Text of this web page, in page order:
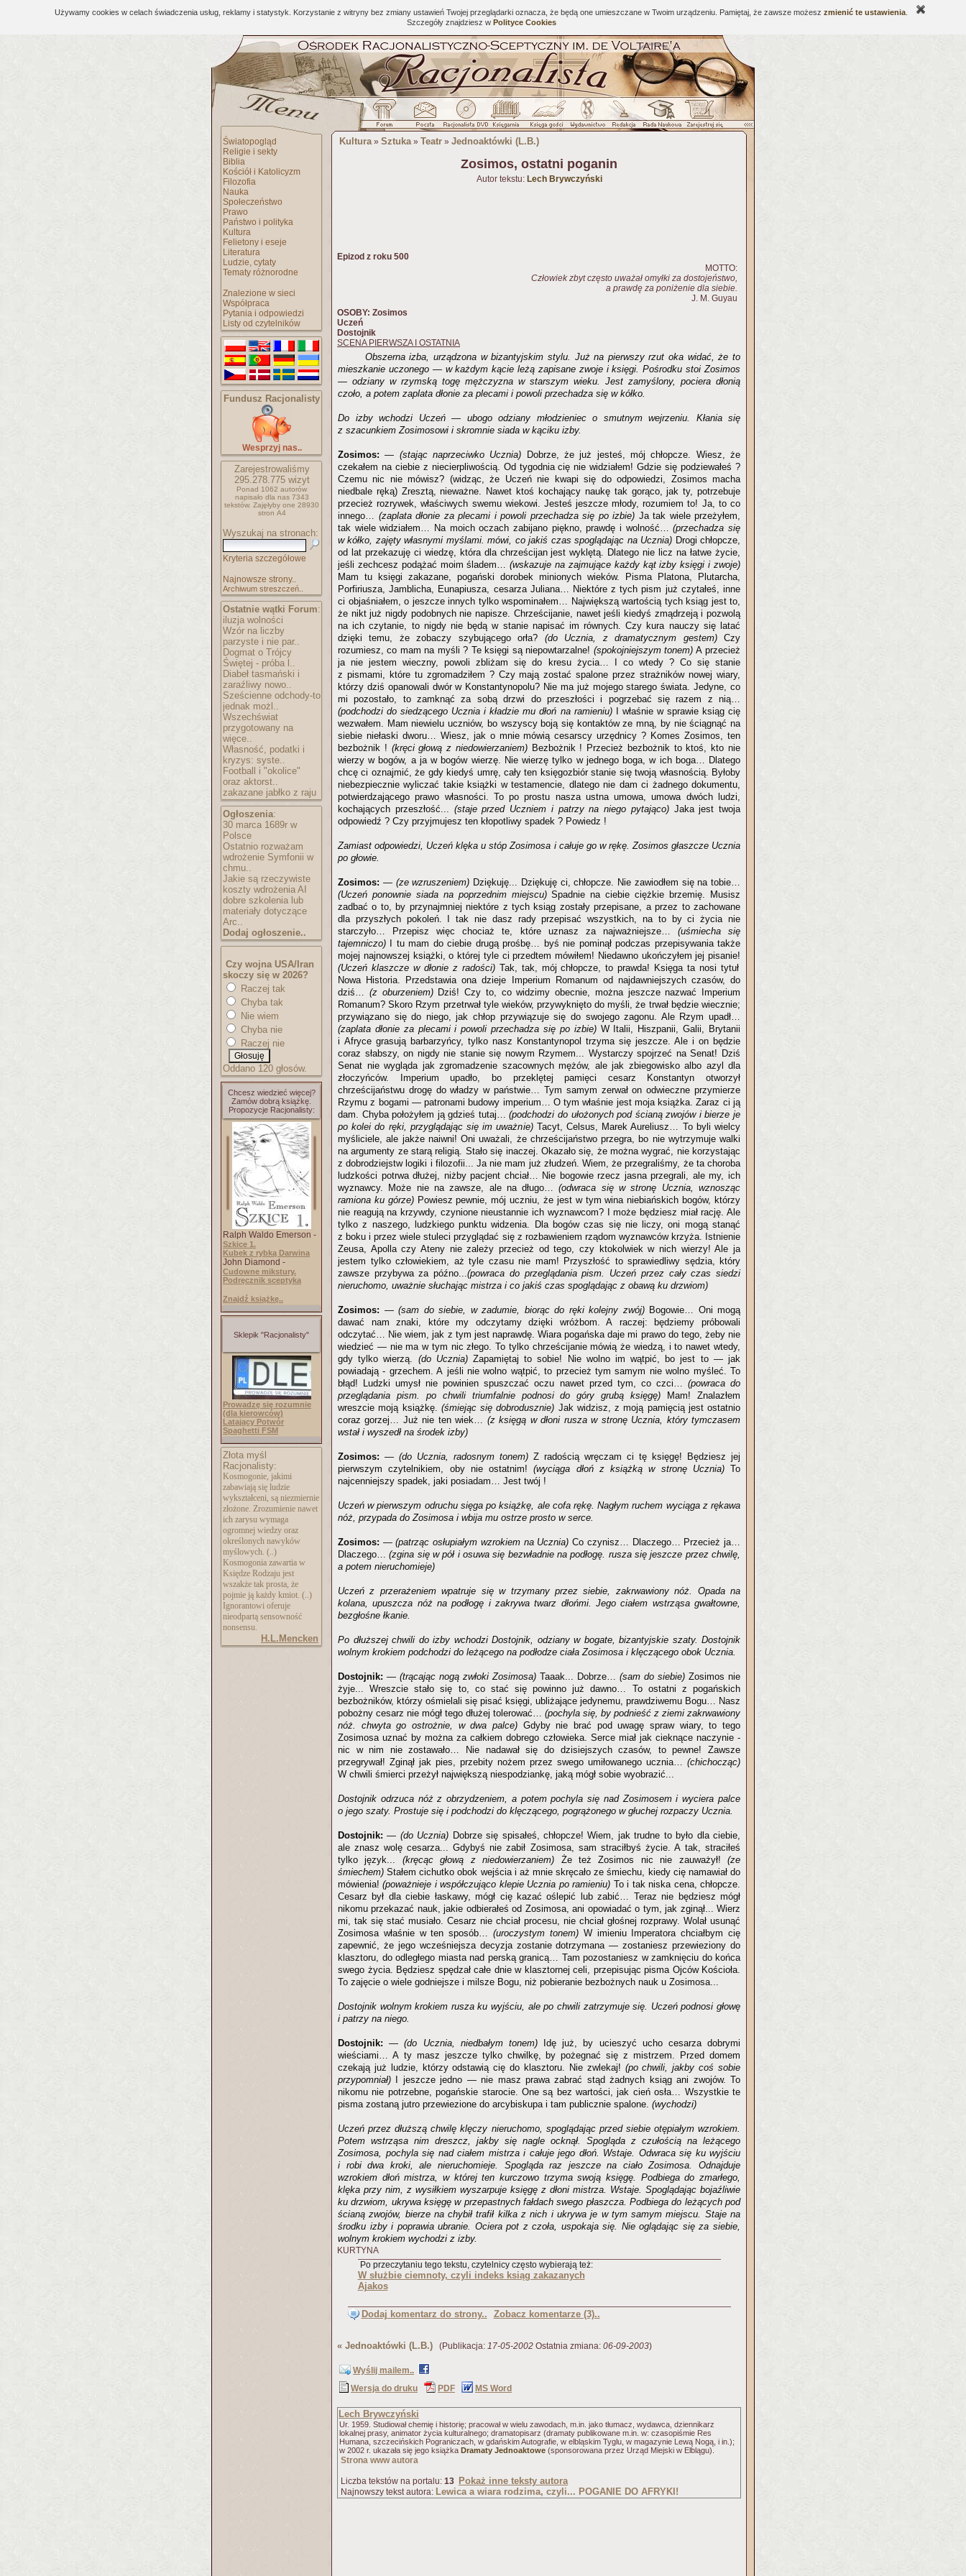
Używamy cookies w celach świadczenia usług, reklamy i statystyk. Korzystanie z witryny bez zmiany ustawień Twojej przeglądarki oznacza, że będą one umieszczane w Twoim urządzeniu. Pamiętaj, że zawsze możesz zmienić te ustawienia
Szczegóły znajdziesz w Polityce Cookies
Światopogląd
Religie i sekty
Biblia
Kościół i Katolicyzm
Filozofia
Nauka
Społeczeństwo
Prawo
Państwo i polityka
Kultura
Felietony i eseje
Literatura
Ludzie, cytaty
Tematy różnorodne
Znalezione w sieci
Współpraca
Pytania i odpowiedzi
Listy od czytelników
Fundusz Racjonalisty
Wesprzyj nas..
Zarejestrowaliśmy
295.278.775wizyt
Ponad 1062 autorów
napisało dla nas 7343
tekstów. Zajęłyby one 28930
stron A4
Wyszukaj na stronach:
Kryteria szczegółowe
Najnowsze strony..
Archiwum streszczeń..
Ostatnie wątki Forum:
iluzja wolności
Wzór na liczby
parzyste i nie par..
Dogmat o Trójcy
Świętej - próba l..
Diabeł tasmański i
zaraźliwy nowo..
Sześcienne odchody-to
jednak możl..
Wszechświat
przygotowany na
więce..
Własność, podatki i
kryzys: syste..
Football i "okolice"
oraz aktorst..
zakazane jabłko z raju
Ogłoszenia:
30 marca 1689r w
Polsce
Ostatnio rozważam
wdrożenie Symfonii w
chmu..
Jakie są rzeczywiste
koszty wdrożenia AI
dobre szkolenia lub
materiały dotyczące
Arc..
Dodaj ogłoszenie..
Czy wojna USA/Iran
skoczy się w 2026?
Raczej tak
Chyba tak
Nie wiem
Chyba nie
Raczej nie
Oddano 120 głosów.
Chcesz wiedzieć więcej?
Zamów dobrą książkę.
Propozycje Racjonalisty:
Ralph Waldo Emerson -
Szkice 1.
Kubek z rybką Darwina
John Diamond -
Cudowne mikstury.
Podręcznik sceptyka
Znajdź książkę..
Sklepik "Racjonalisty"
Prowadzę się rozumnie
(dla kierowców)
Latający Potwór
Spaghetti FSM
Złota myśl
Racjonalisty:
Kosmogonie, jakimi
zabawiają się ludzie
wykształceni, są niezmiernie
złożone. Zrozumienie nawet
ich zarysu wymaga
ogromnej wiedzy oraz
określonych nawyków
myślowych. (..)
Kosmogonia zawartia w
Księdze Rodzaju jest
wszakże tak prosta, że
pojmie ją każdy kmiot. (..)
Ignorantowi oferuje
nieodpartą sensowność
nonsensu.
H.L.Mencken
Kultura» Sztuka» Teatr » Jednoaktówki (L.B.)
Zosimos, ostatni poganin
Autor tekstu: Lech Brywczyński
Epizod z roku 500
MOTTO:
Człowiek zbyt często uważał omyłki za dostojeństwo,
a prawdę za poniżenie dla siebie.
J. M. Guyau
OSOBY: Zosimos
Uczeń
Dostojnik
SCENA PIERWSZA I OSTATNIA
Obszerna izba, urządzona w bizantyjskim stylu. Już na pierwszy rzut oka widać, że to
mieszkanie uczonego — w każdym kącie leżą zapisane zwoje i księgi. Pośrodku stoi Zosimos
— odziany w rzymską togę mężczyzna w starszym wieku. Jest zamyślony, pociera dłonią
czoło, a potem zaplata dłonie za plecami i powoli przechadza się w kółko.
Do izby wchodzi Uczeń — ubogo odziany młodzieniec o smutnym wejrzeniu. Kłania się
z szacunkiem Zosimosowi i skromnie siada w kąciku izby.
Zosimos: — (stając naprzeciwko Ucznia)
Dobrze, że już jesteś, mój chłopcze. Wiesz, że
czekałem na ciebie z niecierpliwością. Od tygodnia cię nie widziałem! Gdzie się podziewałeś ?
Czemu nic nie mówisz? (widząc, że Uczeń nie kwapi się do odpowiedzi, Zosimos macha
niedbale ręką) Zresztą, nieważne. Nawet ktoś kochający naukę tak gorąco, jak ty, potrzebuje
przecież rozrywek, właściwych swemu wiekowi. Jesteś jeszcze młody, rozumiem to! Ja, to co
innego… (zaplata dłonie za plecami i powoli przechadza się po izbie) Ja tak wiele przeżyłem,
tak wiele widziałem… Na moich oczach zabijano piękno, prawdę i wolność…(przechadza się
w kółko, zajęty własnymi myślami. mówi, co jakiś czas spoglądając na Ucznia) Drogi chłopcze,
od lat przekazuję ci wiedzę, która dla chrześcijan jest wyklętą. Dlatego nie licz na łatwe życie,
jeśli zechcesz podążać moim śladem…(wskazuje na zajmujące każdy kąt izby księgi i zwoje)
Mam tu księgi zakazane, pogański dorobek minionych wieków. Pisma Platona, Plutarcha,
Porfiriusza, Jamblicha, Eunapiusza, cesarza Juliana… Niektóre z tych pism już czytałeś, inne
ci objaśniałem, o jeszcze innych tylko wspominałem… Największą wartością tych ksiąg jest to,
że nikt już nigdy podobnych nie napisze. Chrześcijanie, nawet jeśli kiedyś zmądrzeją i pozwolą
na ich czytanie, to nigdy nie będą w stanie napisać im równych. Czy kura nauczy się latać
dzięki temu, że zobaczy szybującego orła? (do Ucznia, z dramatycznym gestem)Czy
rozumiesz, co mam na myśli ? Te księgi są niepowtarzalne! (spokojniejszym tonem) A przecież
ja nie jestem wieczny, powoli zbliżam się do kresu życia… I co wtedy ? Co się stanie
z pismami, które tu zgromadziłem ? Czy mają zostać spalone przez strażników nowej wiary,
którzy dziś opanowali dwór w Konstantynopolu? Nie ma już mojego starego świata. Jedyne, co
mi pozostało, to zamknąć za sobą drzwi do przeszłości i pogrzebać się razem z nią…
(podchodzi do siedzącego Ucznia i kładzie mu dłoń na ramieniu)I właśnie w sprawie ksiąg cię
wezwałem. Mam niewielu uczniów, bo wszyscy boją się kontaktów ze mną, by nie ściągnąć na
siebie niełaski dworu… Wiesz, jak o mnie mówią cesarscy urzędnicy ? Komes Zosimos, ten
bezbożnik ! (kręci głową z niedowierzaniem)Bezbożnik ! Przecież bezbożnik to ktoś, kto nie
wierzy w bogów, a ja w bogów wierzę. Nie wierzę tylko w jednego boga, w ich boga… Dlatego
chcę ci oznajmić, że gdy kiedyś umrę, cały ten księgozbiór stanie się twoją własnością. Byłoby
niebezpiecznie wyliczać takie książki w testamencie, dlatego nie dam ci żadnego dokumentu,
potwierdzającego prawo własności. To po prostu nasza ustna umowa, umowa dwóch ludzi,
kochających przeszłość... (staje przed Uczniem i patrzy na niego pytająco)Jaka jest twoja
odpowiedź ? Czy przyjmujesz ten kłopotliwy spadek ? Powiedz !
Zamiast odpowiedzi, Uczeń klęka u stóp Zosimosa i całuje go w rękę. Zosimos głaszcze Ucznia
po głowie.
Zosimos: — (ze wzruszeniem) Dziękuję... Dziękuję ci, chłopcze. Nie zawiodłem się na tobie…
(Uczeń ponownie siada na poprzednim miejscu)Spadnie na ciebie ciężkie brzemię. Musisz
zadbać o to, by przynajmniej niektóre z tych ksiąg zostały przepisane, a przez to zachowane
dla przyszłych pokoleń. I tak nie dasz rady przepisać wszystkich, na to by ci życia nie
starczyło… Przepisz więc chociaż te, które uznasz za najważniejsze… (uśmiecha się
tajemniczo) I tu mam do ciebie drugą prośbę… byś nie pominął podczas przepisywania także
mojej najnowszej książki, o której tyle ci przedtem mówiłem! Niedawno ukończyłem jej pisanie!
(Uczeń klaszcze w dłonie z radości) Tak, tak, mój chłopcze, to prawda! Księga ta nosi tytuł
Nowa Historia. Przedstawia ona dzieje Imperium Romanum od najdawniejszych czasów, do
dziś… (z oburzeniem)Dziś! Czy to, co widzimy obecnie, można jeszcze nazwać Imperium
Romanum? Skoro Rzym przetrwał tyle wieków, przywyknięto do myśli, że trwał będzie wiecznie;
przywiązano się do niego, jak chłop przywiązuje się do swojego zagonu. Ale Rzym upadł…
(zaplata dłonie za plecami i powoli przechadza się po izbie)W Italii, Hiszpanii, Galii, Brytanii
i Afryce grasują barbarzyńcy, tylko nasz Konstantynopol trzyma się jeszcze. Ale i on będzie
coraz słabszy, on nigdy nie stanie się nowym Rzymem... Wystarczy spojrzeć na Senat! Dziś
Senat nie wygląda jak zgromadzenie szacownych mężów, ale jak zbiegowisko albo azyl dla
złoczyńców. Imperium upadło, bo przeklętej pamięci cesarz Konstantyn otworzył
chrześcijaństwu drogę do władzy w państwie… Tym samym zerwał on odwieczne przymierze
Rzymu z bogami — patronami budowy imperium… O tym właśnie jest moja książka. Zaraz ci ją
dam. Chyba położyłem ją gdzieś tutaj…(podchodzi do ułożonych pod ścianą zwojów i bierze je
po kolei do ręki, przyglądając się im uważnie)Tacyt, Celsus, Marek Aureliusz… To byli wielcy
myśliciele, ale jakże naiwni! Oni uważali, że chrześcijaństwo przegra, bo nie wytrzymuje walki
na argumenty ze starą religią. Stało się inaczej. Okazało się, że można wygrać, nie korzystając
z dobrodziejstw logiki i filozofii... Ja nie mam już złudzeń. Wiem, że przegraliśmy, że ta choroba
ludzkości potrwa dłużej, niżby pacjent chciał… Nie bogowie rzecz jasna przegrali, ale my, ich
wyznawcy. Może nie na zawsze, ale na długo…(odwraca się w stronę Ucznia, wznosząc
ramiona ku górze)Powiesz pewnie, mój uczniu, że jest w tym wina niebiańskich bogów, którzy
nie reagują na krzywdy, czynione nieustannie ich wyznawcom? I może będziesz miał rację. Ale
tylko z naszego, ludzkiego punktu widzenia. Dla bogów czas się nie liczy, oni mogą stanąć
z boku i przez wiele stuleci przyglądać się z rozbawieniem rządom wyznawców krzyża. Istnienie
Zeusa, Apolla czy Ateny nie zależy przecież od tego, czy ktokolwiek w nich wierzy! Ale ja
jestem tylko człowiekiem, aż tyle czasu nie mam! Przyszłość to sprawiedliwy sędzia, który
zawsze przybywa za późno...(powraca do przeglądania pism. Uczeń przez cały czas siedzi
nieruchomo, uważnie słuchając mistrza i co jakiś czas spoglądając z obawą ku drzwiom)
Zosimos: — (sam do siebie, w zadumie, biorąc do ręki kolejny zwój)Bogowie… Oni mogą
dawać nam znaki, które my odczytamy dzięki wróżbom. A raczej: będziemy próbowali
odczytać… Nie wiem, jak z tym jest naprawdę. Wiara pogańska daje mi prawo do tego, żeby nie
wiedzieć — nie ma w tym nic złego. To tylko chrześcijanie mówią że wiedzą, i to nawet wtedy,
gdy tylko wierzą. (do Ucznia)Zapamiętaj to sobie! Nie wolno im wątpić, bo jest to — jak
powiadają - grzechem. A jeśli nie wolno wątpić, to przecież tym samym nie wolno myśleć. To
błąd! Ludzki umysł nie powinien spuszczać oczu nawet przed tym, co czci… (powraca do
przeglądania pism. po chwili triumfalnie podnosi do góry grubą księgę) Mam! Znalazłem
wreszcie moją książkę. (śmiejąc się dobrodusznie) Jak widzisz, z moją pamięcią jest ostatnio
coraz gorzej… Już nie ten wiek… (z księgą w dłoni rusza w stronę Ucznia, który tymczasem
wstał i wyszedł na środek izby)
Zosimos: — (do Ucznia, radosnym tonem) Z radością wręczam ci tę księgę! Będziesz jej
pierwszym czytelnikiem, oby nie ostatnim!(wyciąga dłoń z książką w stronę Ucznia)To
najcenniejszy spadek, jaki posiadam… Jest twój !
Uczeń w pierwszym odruchu sięga po książkę, ale cofa rękę. Nagłym ruchem wyciąga z rękawa
nóż, przypada do Zosimosa i wbija mu ostrze prosto w serce.
Zosimos: —(patrząc osłupiałym wzrokiem na Ucznia) Co czynisz… Dlaczego… Przecież ja…
Dlaczego…(zgina się w pół i osuwa się bezwładnie na podłogę. rusza się jeszcze przez chwilę,
a potem nieruchomieje)
Uczeń z przerażeniem wpatruje się w trzymany przez siebie, zakrwawiony nóż. Opada na
kolana, upuszcza nóż na podłogę i zakrywa twarz dłońmi. Jego ciałem wstrząsa gwałtowne,
bezgłośne łkanie.
Po dłuższej chwili do izby wchodzi Dostojnik, odziany w bogate, bizantyjskie szaty. Dostojnik
wolnym krokiem podchodzi do leżącego na podłodze ciała Zosimosa i klęczącego obok Ucznia.
Dostojnik: — (trącając nogą zwłoki Zosimosa) Taaak... Dobrze… (sam do siebie) Zosimos nie
żyje... Wreszcie stało się to, co stać się powinno już dawno… To ostatni z pogańskich
bezbożników, którzy ośmielali się pisać księgi, ubliżające jedynemu, prawdziwemu Bogu… Nasz
pobożny cesarz nie mógł tego dłużej tolerować… (pochyla się, by podnieść z ziemi zakrwawiony
nóż. chwyta go ostrożnie, w dwa palce) Gdyby nie brać pod uwagę spraw wiary, to tego
Zosimosa uznać by można za całkiem dobrego człowieka. Serce miał jak cieknące naczynie -
nic w nim nie zostawało… Nie nadawał się do dzisiejszych czasów, to pewne! Zawsze
przegrywał! Zginął jak pies, przebity nożem przez swego umiłowanego ucznia… (chichocząc)
W chwili śmierci przeżył największą niespodziankę, jaką mógł sobie wyobrazić...
Dostojnik odrzuca nóż z obrzydzeniem, a potem pochyla się nad Zosimosem i wyciera palce
o jego szaty. Prostuje się i podchodzi do klęczącego, pogrążonego w głuchej rozpaczy Ucznia.
Dostojnik: — (do Ucznia) Dobrze się spisałeś, chłopcze! Wiem, jak trudne to było dla ciebie,
ale znasz wolę cesarza... Gdybyś nie zabił Zosimosa, sam straciłbyś życie. A tak, straciłeś
tylko język... (kręcąc głową z niedowierzaniem) Że też Zosimos nic nie zauważył!(ze
śmiechem) Stałem cichutko obok wejścia i aż mnie skręcało ze śmiechu, kiedy cię namawiał do
mówienia!(poważnieje i współczująco klepie Ucznia po ramieniu) To i tak niska cena, chłopcze.
Cesarz był dla ciebie łaskawy, mógł cię kazać oślepić lub zabić… Teraz nie będziesz mógł
nikomu przekazać nauk, jakie odbierałeś od Zosimosa, ani opowiadać o tym, jak zginął... Wierz
mi, tak się stać musiało. Cesarz nie chciał procesu, nie chciał głośnej rozprawy. Wolał usunąć
Zosimosa właśnie w ten sposób…(uroczystym tonem)W imieniu Imperatora chciałbym cię
zapewnić, że jego wcześniejsza decyzja zostanie dotrzymana — zostaniesz przewieziony do
klasztoru, do odległego miasta nad perską granicą… Tam pozostaniesz w zamknięciu do końca
swego życia. Będziesz spędzał całe dnie w klasztornej celi, przepisując pisma Ojców Kościoła.
To zajęcie o wiele godniejsze i milsze Bogu, niż pobieranie bezbożnych nauk u Zosimosa...
Dostojnik wolnym krokiem rusza ku wyjściu, ale po chwili zatrzymuje się. Uczeń podnosi głowę
i patrzy na niego.
Dostojnik: —(do Ucznia, niedbałym tonem)Idę już, by ucieszyć ucho cesarza dobrymi
wieściami… A ty masz jeszcze tylko chwilkę, by pożegnać się z mistrzem. Przed domem
czekają już ludzie, którzy odstawią cię do klasztoru. Nie zwlekaj! (po chwili, jakby coś sobie
przypomniał) I jeszcze jedno — nie masz prawa zabrać stąd żadnych ksiąg ani zwojów. To
nikomu nie potrzebne, pogańskie starocie. One są bez wartości, jak cień osła… Wszystkie te
pisma zostaną jutro przewiezione do arcybiskupa i tam publicznie spalone. (wychodzi)
Uczeń przez dłuższą chwilę klęczy nieruchomo, spoglądając przed siebie otępiałym wzrokiem.
Potem wstrząsa nim dreszcz, jakby się nagle ocknął. Spogląda z czułością na leżącego
Zosimosa, pochyla się nad ciałem mistrza i całuje jego dłoń. Wstaje. Odwraca się ku wyjściu
i robi dwa kroki, ale nieruchomieje. Spogląda raz jeszcze na ciało Zosimosa. Odnajduje
wzrokiem dłoń mistrza, w której ten kurczowo trzyma swoją księgę. Podbiega do zmarłego,
klęka przy nim, z wysiłkiem wyszarpuje księgę z dłoni mistrza. Wstaje. Spoglądając bojaźliwie
ku drzwiom, ukrywa księgę w przepastnych fałdach swego płaszcza. Podbiega do leżących pod
ścianą zwojów, bierze na chybił trafił kilka z nich i ukrywa je w tym samym miejscu. Staje na
środku izby i poprawia ubranie. Ociera pot z czoła, uspokaja się. Nie oglądając się za siebie,
wolnym krokiem wychodzi z izby.
KURTYNA
Po przeczytaniu tego tekstu, czytelnicy często wybierają też:
W służbie ciemnoty, czyli indeks ksiąg zakazanych
Ajakos
Dodaj komentarz do strony.. Zobacz komentarze (3)..
« Jednoaktówki (L.B.) (Publikacja: 17-05-2002 Ostatnia zmiana: 06-09-2003)
Wyślij mailem..
Wersja do druku
PDF MS Word
Lech Brywczyński
Ur. 1959. Studiował chemię i historię; pracował w wielu zawodach, m.in. jako tłumacz, wydawca, dziennikarz
lokalnej prasy, animator życia kulturalnego; dramatopisarz (dramaty publikowane m.in. w: czasopiśmie Res
Humana, szczecińskich Pograniczach, w gdańskim Autografie, w elbląskim Tyglu, w magazynie Lewą Nogą, i in.);
w 2002 r. ukazała się jego książka Dramaty Jednoaktowe (sponsorowana przez Urząd Miejski w Elblągu).
Strona www autora
Liczba tekstów na portalu: 13 Pokaż inne teksty autora
Najnowszy tekst autora: Lewica a wiara rodzima, czyli... POGANIE DO AFRYKI!